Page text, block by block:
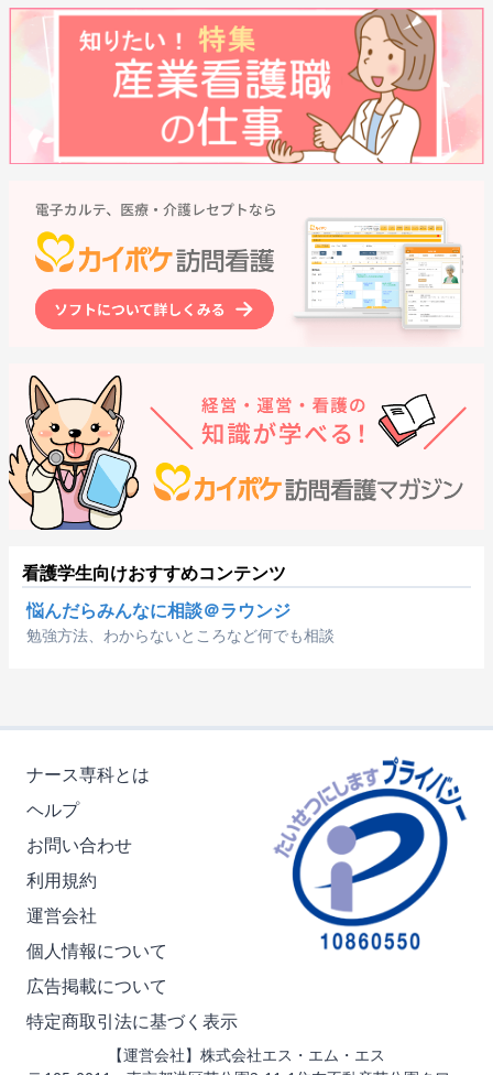
看護学生向けおすすめコンテンツ
悩んだらみんなに相談＠ラウンジ
勉強方法、わからないところなど何でも相談
ナース専科とは
ヘルプ
お問い合わせ
利用規約
運営会社
個人情報について
広告掲載について
特定商取引法に基づく表示
【運営会社】株式会社エス・エム・エス